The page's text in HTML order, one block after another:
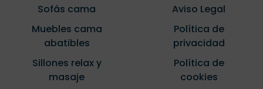
Sofás cama
Muebles cama
abatibles
Sillones relax y
masaje
Aviso Legal
Política de
privacidad
Política de
cookies